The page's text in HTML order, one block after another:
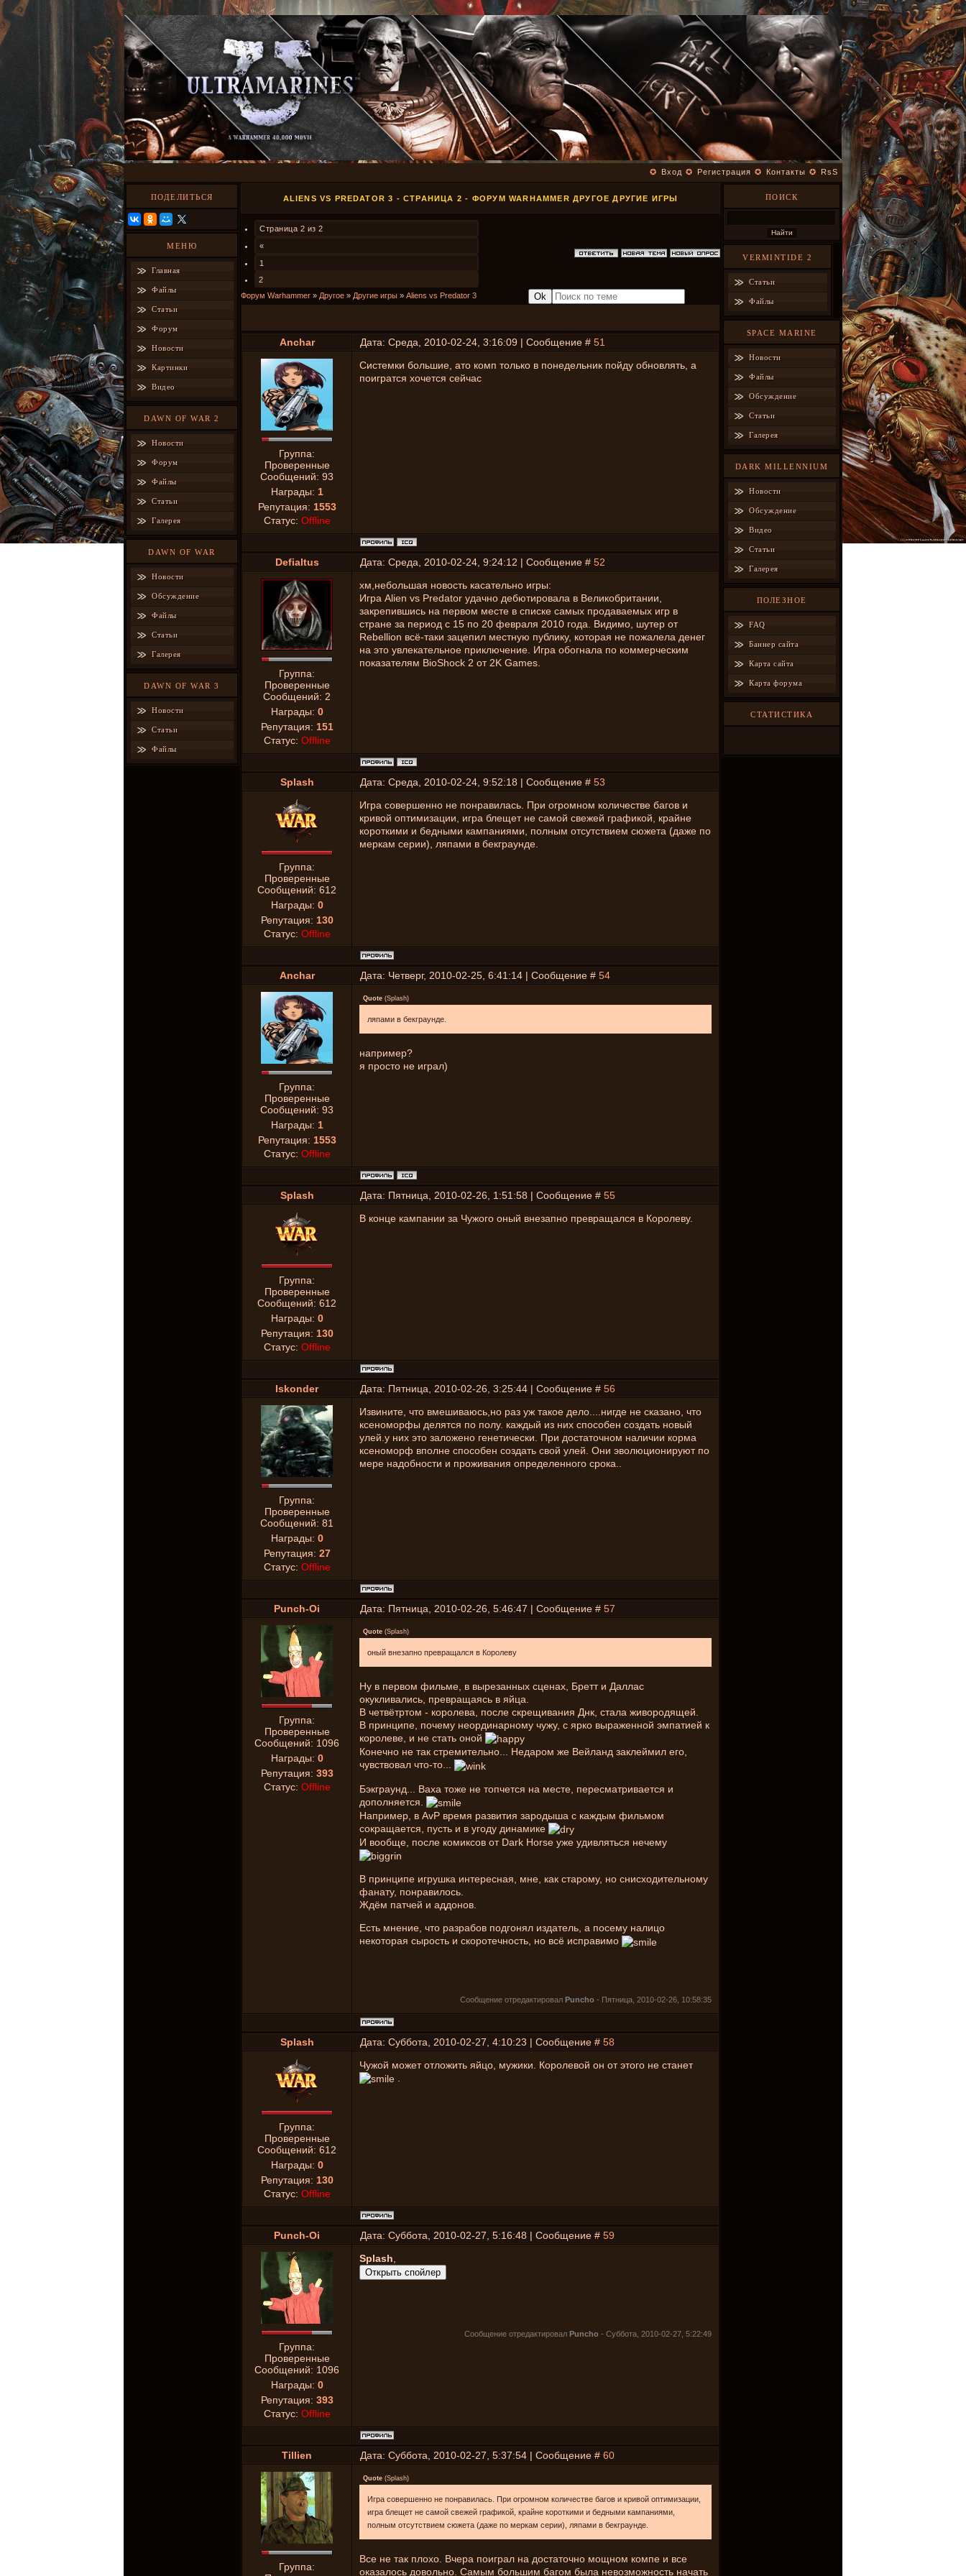
✪ Вход ✪ Регистрация ✪ Контакты ✪ RsS
ПОДЕЛИТЬСЯ
МЕНЮ
Главная
Файлы
Статьи
Форум
Новости
Картинки
Видео
DAWN OF WAR 2
Новости
Форум
Файлы
Статьи
Галерея
DAWN OF WAR
Новости
Обсуждение
Файлы
Статьи
Галерея
DAWN OF WAR 3
Новости
Статьи
Файлы
ALIENS VS PREDATOR 3 - СТРАНИЦА 2 - ФОРУМ WARHAMMER ДРУГОЕ ДРУГИЕ ИГРЫ
Страница 2 из 2
«
1
2
Форум Warhammer » Другое » Другие игры » Aliens vs Predator 3
Anchar Дата: Среда, 2010-02-24, 3:16:09 | Сообщение # 51
Группа:
Проверенные
Сообщений: 93
Награды: 1
Репутация: 1553
Статус: Offline
Системки большие, ато комп только в понедельник пойду обновлять, а
поигратся хочется сейчас
Defialtus Дата: Среда, 2010-02-24, 9:24:12 | Сообщение # 52
Группа:
Проверенные
Сообщений: 2
Награды: 0
Репутация: 151
Статус: Offline
хм,небольшая новость касательно игры:
Игра Alien vs Predator удачно дебютировала в Великобритании,
закрепившись на первом месте в списке самых продаваемых игр в
стране за период с 15 по 20 февраля 2010 года. Видимо, шутер от
Rebellion всё-таки зацепил местную публику, которая не пожалела денег
на это увлекательное приключение. Игра обогнала по коммерческим
показателям BioShock 2 от 2K Games.
Splash Дата: Среда, 2010-02-24, 9:52:18 | Сообщение # 53
Группа:
Проверенные
Сообщений: 612
Награды: 0
Репутация: 130
Статус: Offline
Игра совершенно не понравилась. При огромном количестве багов и
кривой оптимизации, игра блещет не самой свежей графикой, крайне
короткими и бедными кампаниями, полным отсутствием сюжета (даже по
меркам серии), ляпами в бекграунде.
Anchar Дата: Четверг, 2010-02-25, 6:41:14 | Сообщение # 54
Группа:
Проверенные
Сообщений: 93
Награды: 1
Репутация: 1553
Статус: Offline
Quote (Splash)
ляпами в бекграунде.
например?
я просто не играл)
Splash Дата: Пятница, 2010-02-26, 1:51:58 | Сообщение # 55
Группа:
Проверенные
Сообщений: 612
Награды: 0
Репутация: 130
Статус: Offline
В конце кампании за Чужого оный внезапно превращался в Королеву.
Iskonder Дата: Пятница, 2010-02-26, 3:25:44 | Сообщение # 56
Группа:
Проверенные
Сообщений: 81
Награды: 0
Репутация: 27
Статус: Offline
Извините, что вмешиваюсь,но раз уж такое дело....нигде не сказано, что
ксеноморфы делятся по полу. каждый из них способен создать новый
улей.у них это заложено генетически. При достаточном наличии корма
ксеноморф вполне способен создать свой улей. Они эволюционируют по
мере надобности и проживания определенного срока..
Punch-Oi Дата: Пятница, 2010-02-26, 5:46:47 | Сообщение # 57
Группа:
Проверенные
Сообщений: 1096
Награды: 0
Репутация: 393
Статус: Offline
Quote (Splash)
оный внезапно превращался в Королеву
Ну в первом фильме, в вырезанных сценах, Бретт и Даллас
окукливались, превращаясь в яйца.
В четвётртом - королева, после скрещивания Днк, стала живородящей.
В принципе, почему неординарному чужу, с ярко выраженной эмпатией к
королеве, и не стать оной
Конечно не так стремительно... Недаром же Вейланд заклеймил его,
чувствовал что-то...
Бэкграунд... Ваха тоже не топчется на месте, пересматривается и
дополняется.
Например, в AvP время развития зародыша с каждым фильмом
сокращается, пусть и в угоду динамике
И вообще, после комиксов от Dark Horse уже удивляться нечему
В принципе игрушка интересная, мне, как старому, но снисходительному
фанату, понравилось.
Ждём патчей и аддонов.
Есть мнение, что разрабов подгонял издатель, а посему налицо
некоторая сырость и скоротечность, но всё исправимо
Сообщение отредактировал Puncho - Пятница, 2010-02-26, 10:58:35
Splash Дата: Суббота, 2010-02-27, 4:10:23 | Сообщение # 58
Группа:
Проверенные
Сообщений: 612
Награды: 0
Репутация: 130
Статус: Offline
Чужой может отложить яйцо, мужики. Королевой он от этого не станет
Punch-Oi Дата: Суббота, 2010-02-27, 5:16:48 | Сообщение # 59
Группа:
Проверенные
Сообщений: 1096
Награды: 0
Репутация: 393
Статус: Offline
Splash
Сообщение отредактировал Puncho - Суббота, 2010-02-27, 5:22:49
Tillien Дата: Суббота, 2010-02-27, 5:37:54 | Сообщение # 60
Группа:
Quote (Splash)
Игра совершенно не понравилась. При огромном количестве багов и кривой оптимизации,
игра блещет не самой свежей графикой, крайне короткими и бедными кампаниями,
полным отсутствием сюжета (даже по меркам серии), ляпами в бекграунде.
Все не так плохо. Вчера поиграл на достаточно мощном компе и все
оказалось довольно. Самым большим багом была невозможность начать
ПОИСК
VERMINTIDE 2
Статьи
Файлы
SPACE MARINE
Новости
Файлы
Обсуждение
Статьи
Галерея
DARK MILLENNIUM
Новости
Обсуждение
Видео
Статьи
Галерея
ПОЛЕЗНОЕ
FAQ
Баннер сайта
Карта сайта
Карта форума
СТАТИСТИКА